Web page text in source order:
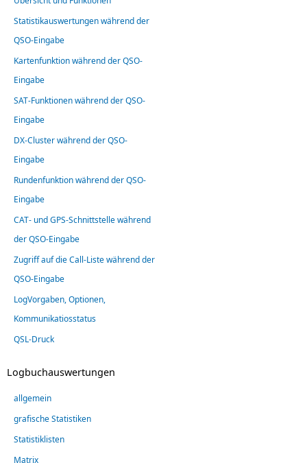
Statistikauswertungen während der
QSO-Eingabe
Kartenfunktion während der QSO-
Eingabe
SAT-Funktionen während der QSO-
Eingabe
DX-Cluster während der QSO-
Eingabe
Rundenfunktion während der QSO-
Eingabe
CAT- und GPS-Schnittstelle während
der QSO-Eingabe
Zugriff auf die Call-Liste während der
QSO-Eingabe
LogVorgaben, Optionen,
Kommunikatiosstatus
QSL-Druck
Logbuchauswertungen
allgemein
grafische Statistiken
Statistiklisten
Matrix